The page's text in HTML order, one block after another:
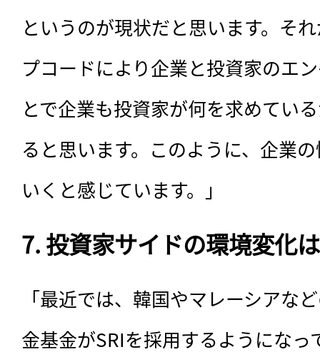
というのが現状だと思います。そ
プコードにより企業と投資家のエ
とで企業も投資家が何を求めてい
ると思います。このように、企業
いくと感じています。」
7. 投資家サイドの環境変化
「最近では、韓国やマレーシアな
金基金がSRIを採用するようになっ